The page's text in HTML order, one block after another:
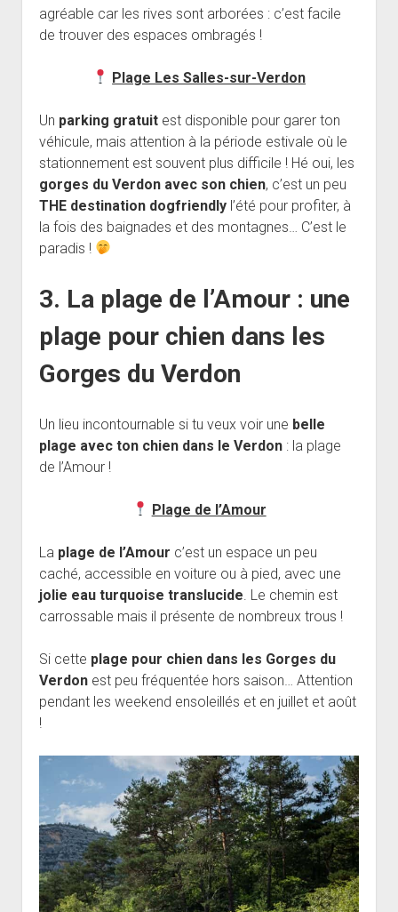
agréable car les rives sont arborées : c’est facile
de trouver des espaces ombragés !
Plage Les Salles-sur-Verdon
Un parking gratuitest disponible pour garer ton
véhicule, mais attention à la période estivale où le
stationnement est souvent plus difficile ! Hé oui, les
gorges du Verdon avec son chien, c’est un peu
THE destination dogfriendlyl’été pour profiter, à
la fois des baignades et des montagnes… C’est le
paradis !
3. La plage de l’Amour : une
plage pour chien dans les
Gorges du Verdon
Un lieu incontournable si tu veux voir une belle
plage avec ton chien dans le Verdon: la plage
de l’Amour !
Plage de l’Amour
La plage de l’Amour c’est un espace un peu
caché, accessible en voiture ou à pied, avec une
jolie eau turquoise translucide . Le chemin est
carrossable mais il présente de nombreux trous !
Si cette plage pour chien dans les Gorges du
Verdonest peu fréquentée hors saison… Attention
pendant les weekend ensoleillés et en juillet et août
!